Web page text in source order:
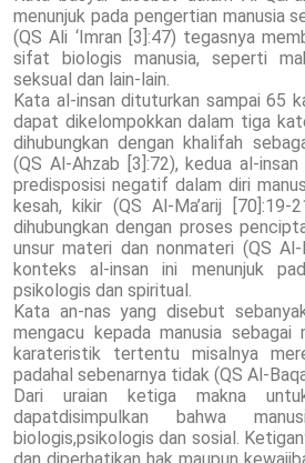
menunjuk pada pengertian manusia
(QS Ali ‘Imran [3]:47) tegasnya
sifat biologis manusia, seperti
seksual dan lain-lain.
Kata al-insan dituturkan sampai 65
dapat dikelompokkan dalam tiga
dihubungkan dengan khalifah
(QS Al-Ahzab [3]:72), kedua al-insan
predisposisi negatif dalam diri
kesah, kikir (QS Al-Ma’arij [70]:19-
dihubungkan dengan proses
unsur materi dan nonmateri (QS
konteks al-insan ini menunjuk
psikologis dan spiritual.
Kata an-nas yang disebut
mengacu kepada manusia sebagai
karateristik tertentu misalnya
padahal sebenarnya tidak (QS Al-
Dari uraian ketiga makna
dapatdisimpulkan bahwa
biologis,psikologis dan sosial.